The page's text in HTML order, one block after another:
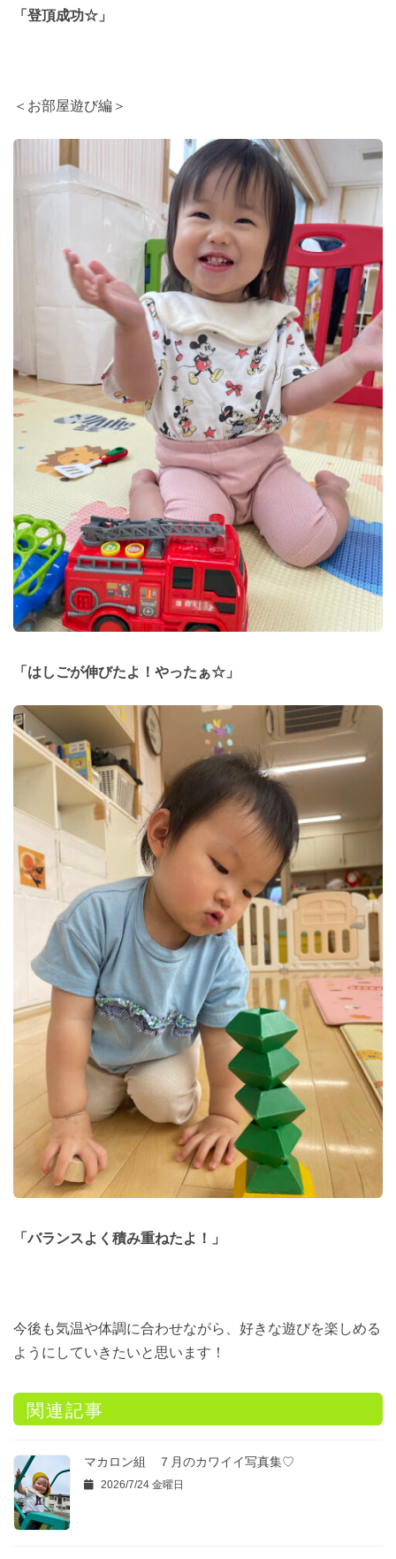
「登頂成功☆」
＜お部屋遊び編＞
「はしごが伸びたよ！やったぁ☆」
「バランスよく積み重ねたよ！」
今後も気温や体調に合わせながら、好きな遊びを楽しめる
ようにしていきたいと思います！
関連記事
マカロン組 ７月のカワイイ写真集♡
2026/7/24 金曜日